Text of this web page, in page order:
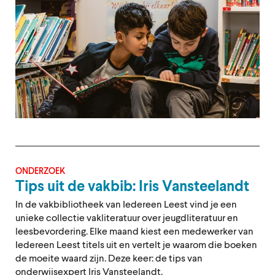
ONDERZOEK
Tips uit de vakbib: Iris Vansteelandt
In de vakbibliotheek van Iedereen Leest vind je een
unieke collectie vakliteratuur over jeugdliteratuur en
leesbevordering. Elke maand kiest een medewerker van
Iedereen Leest titels uit en vertelt je waarom die boeken
de moeite waard zijn. Deze keer: de tips van
onderwijsexpert Iris Vansteelandt.